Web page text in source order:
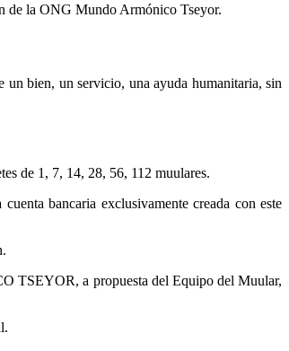
de la ONG Mundo Armónico Tseyor.
un bien, un servicio, una ayuda humanitaria, sin
de 1, 7, 14, 28, 56, 112 muulares.
bancaria exclusivamente creada con este
TSEYOR, a propuesta del Equipo del Muular,